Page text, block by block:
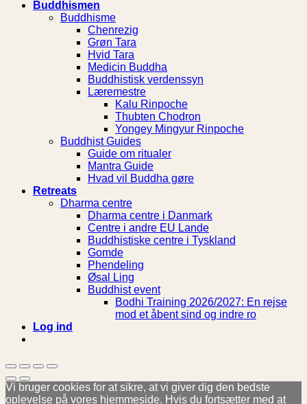
Buddhismen
Buddhisme
Chenrezig
Grøn Tara
Hvid Tara
Medicin Buddha
Buddhistisk verdenssyn
Læremestre
Kalu Rinpoche
Thubten Chodron
Yongey Mingyur Rinpoche
Buddhist Guides
Guide om ritualer
Mantra Guide
Hvad vil Buddha gøre
Retreats
Dharma centre
Dharma centre i Danmark
Centre i andre EU Lande
Buddhistiske centre i Tyskland
Gomde
Phendeling
Øsal Ling
Buddhist event
Bodhi Training 2026/2027: En rejse
mod et åbent sind og indre ro
Log ind
Vi bruger cookies for at sikre, at vi giver dig den bedste
oplevelse på vores hjemmeside. Hvis du fortsætter med at